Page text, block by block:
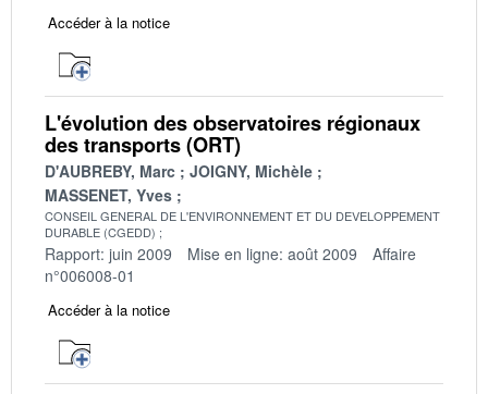
Accéder à la notice
L'évolution des observatoires régionaux
des transports (ORT)
D'AUBREBY, Marc
JOIGNY, Michèle
MASSENET, Yves
CONSEIL GENERAL DE L'ENVIRONNEMENT ET DU DEVELOPPEMENT
DURABLE (CGEDD)
Rapport: juin 2009 Mise en ligne: août 2009
Affaire
n°006008-01
Accéder à la notice